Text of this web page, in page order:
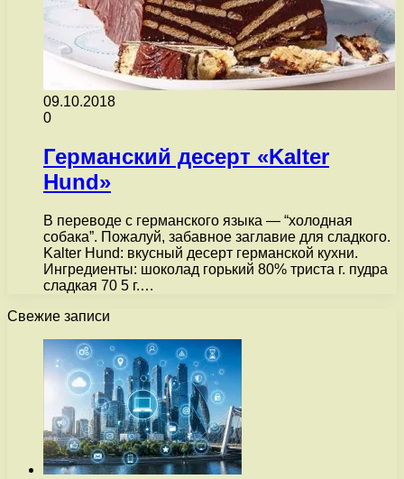
09.10.2018
0
Германский десерт «Kalter
Hund»
В переводе с германского языка — “холодная
собака”. Пожалуй, забавное заглавие для сладкого.
Kalter Hund: вкусный десерт германской кухни.
Ингредиенты: шоколад горький 80% триста г. пудра
сладкая 70 5 г.…
Свежие записи